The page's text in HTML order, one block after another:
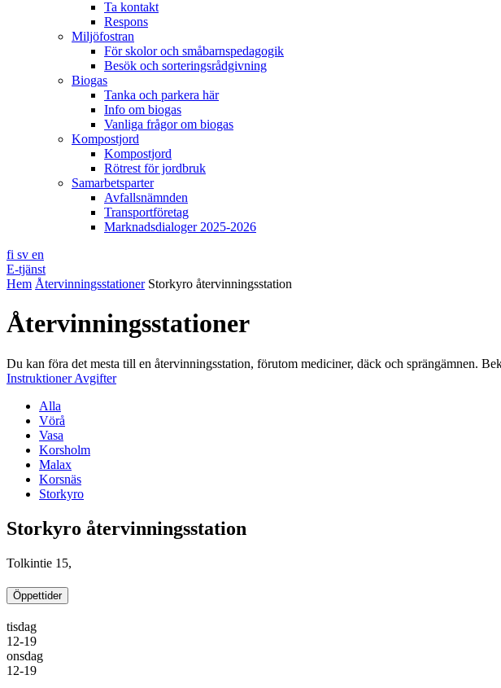
Ta kontakt
Respons
Miljöfostran
För skolor och småbarnspedagogik
Besök och sorteringsrådgivning
Biogas
Tanka och parkera här
Info om biogas
Vanliga frågor om biogas
Kompostjord
Kompostjord
Rötrest för jordbruk
Samarbetsparter
Avfallsnämnden
Transportföretag
Marknadsdialoger 2025-2026
fi sv en
E-tjänst
Hem Återvinningsstationer Storkyro återvinningsstation
Återvinningsstationer
Du kan föra det mesta till en återvinningsstation, förutom mediciner, däck och sprängämnen.
InstruktionerAvgifter
Alla
Vörå
Vasa
Korsholm
Malax
Korsnäs
Storkyro
Storkyro återvinningsstation
Tolkintie 15,
Öppettider
tisdag
12-19
onsdag
12-19